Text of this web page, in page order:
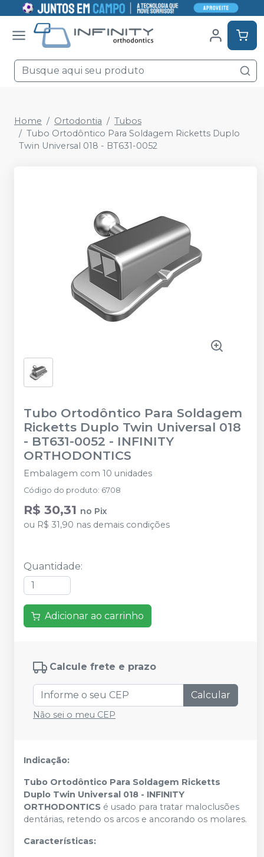
Home Ortodontia
Tubos
Tubo Ortodôntico Para Soldagem Ricketts Duplo
Twin Universal 018 - BT631-0052
Tubo Ortodôntico Para Soldagem
Ricketts Duplo Twin Universal 018
- BT631-0052 - INFINITY
ORTHODONTICS
Embalagem com 10 unidades
Código do produto: 6708
R$ 30,31 no Pix
ou R$ 31,90 nas demais condições
Quantidade:
Adicionar ao carrinho
Calcule frete e prazo
Calcular
Não sei o meu CEP
Indicação:
Tubo Ortodôntico Para Soldagem Ricketts
Duplo Twin Universal 018 - INFINITY
ORTHODONTICS é usado para tratar maloclusões
dentárias, retendo os arcos e ancorando os molares.
Características: